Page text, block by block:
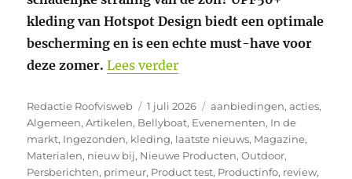
kleding van Hotspot Design biedt een optimale
bescherming en is een echte must-have voor
deze zomer. Lees verder“Bescherm je huid tegen
Auteur
Redactie Roofvisweb
Geplaatst
op
1 juli 2026 Categorieën
aanbiedingen,acties,
Algemeen,Artikelen, Bellyboat, Evenementen, In de
markt, Ingezonden, kleding, laatste nieuws, Magazine,
Materialen, nieuw bij, Nieuwe Producten,Outdoor,
Persberichten, primeur, Product test, Productinfo, review,